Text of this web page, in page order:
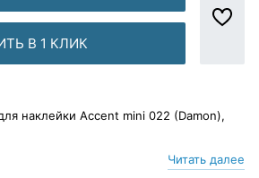
В 1 КЛИК
наклейки Accent mini 022 (Damon),
Читать далее